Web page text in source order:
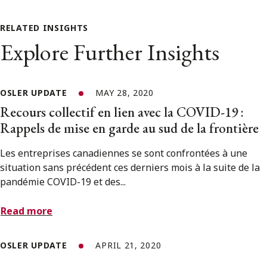
RELATED INSIGHTS
Explore Further Insights
OSLER UPDATE MAY 28, 2020
Recours collectif en lien avec la COVID-19 :
Rappels de mise en garde au sud de la frontière
Les entreprises canadiennes se sont confrontées à une
situation sans précédent ces derniers mois à la suite de la
pandémie COVID-19 et des...
Read more
OSLER UPDATE APRIL 21, 2020